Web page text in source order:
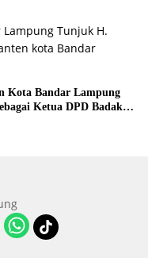
Kota Bandar Lampung
Ketua DPD Badak